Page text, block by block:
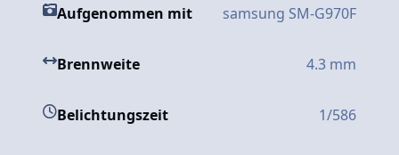
Aufgenommen mit samsung SM-G970F
Brennweite 4.3 mm
Belichtungszeit 1/586